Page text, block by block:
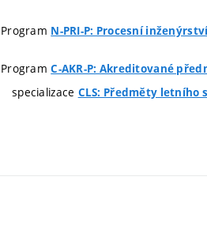
Program N-PRI-P: Procesní
ProgramC-AKR-P: Akreditované
specializace CLS: Předměty letního